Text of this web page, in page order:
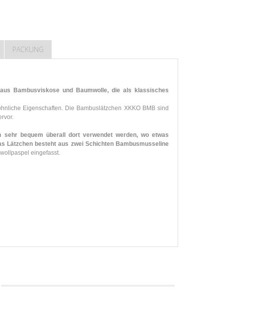
PACKUNG
Bambusviskose und Baumwolle, die als klassisches
Eigenschaften. Die Bambuslätzchen XKKO BMB sind
bequem überall dort verwendet werden, wo etwas
Lätzchen besteht aus zwei Schichten Bambusmusseline
eingefasst.